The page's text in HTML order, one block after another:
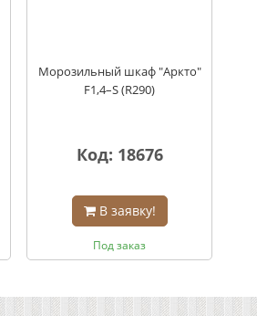
Морозильный шкаф "Аркто"
F1,4–S (R290)
Код: 18676
В заявку!
Под заказ